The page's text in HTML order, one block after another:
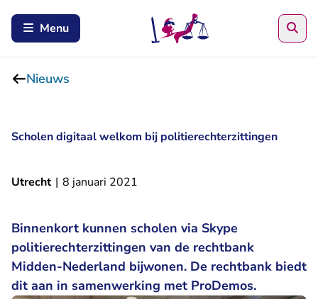
Menu
Nieuws
Scholen digitaal welkom bij politierechterzittingen
Utrecht | 8 januari 2021
Binnenkort kunnen scholen via Skype
politierechterzittingen van de rechtbank
Midden-Nederland bijwonen. De rechtbank biedt
dit aan in samenwerking met ProDemos.